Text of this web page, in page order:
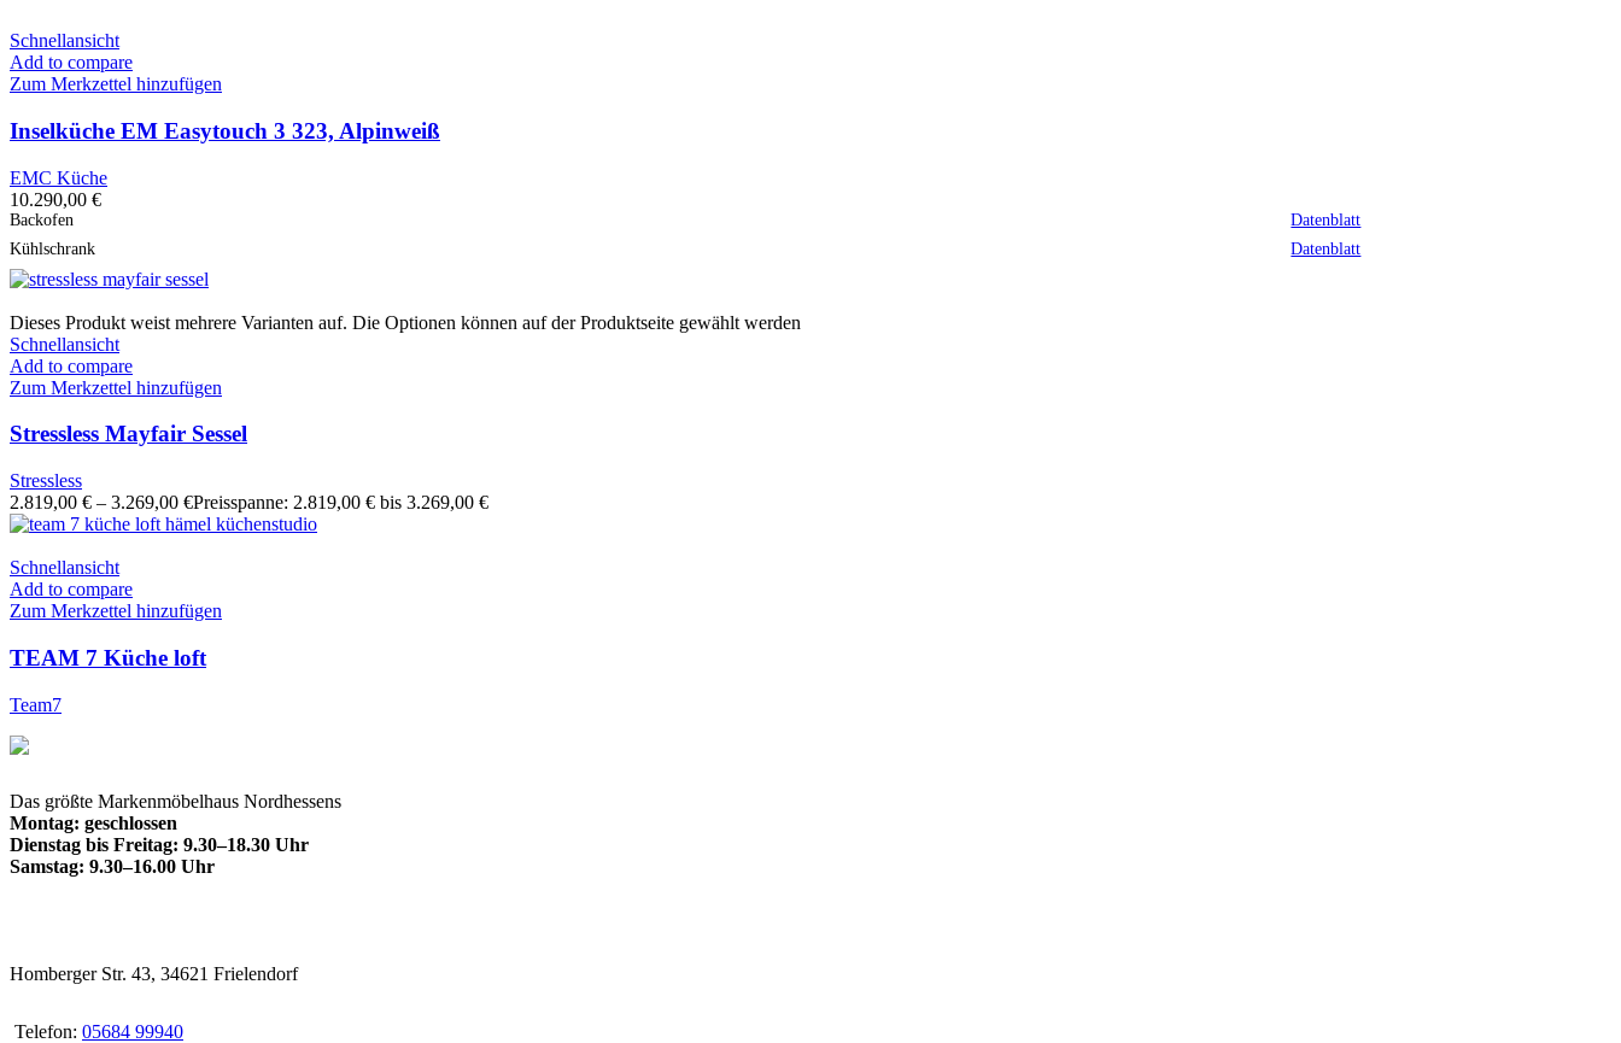
Schnellansicht
Add to compare
Zum Merkzettel hinzufügen
Inselküche EM Easytouch 3 323, Alpinweiß
EMC Küche
10.290,00 €
Backofen
Datenblatt
Kühlschrank
Datenblatt
Dieses Produkt weist mehrere Varianten auf. Die Optionen können auf der Produktseite gewählt werden
Schnellansicht
Add to compare
Zum Merkzettel hinzufügen
Stressless Mayfair Sessel
Stressless
2.819,00 € – 3.269,00 €Preisspanne: 2.819,00 € bis 3.269,00 €
Schnellansicht
Add to compare
Zum Merkzettel hinzufügen
TEAM 7 Küche loft
Team7
Das größte Markenmöbelhaus Nordhessens
Montag: geschlossen
Dienstag bis Freitag: 9.30–18.30 Uhr
Samstag: 9.30–16.00 Uhr
Homberger Str. 43, 34621 Frielendorf
Telefon: 05684 99940